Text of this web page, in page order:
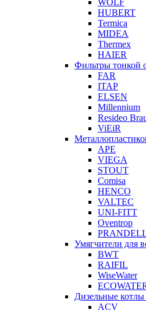
WOLF
HUBERT
Termica
MIDEA
Thermex
HAIER
Фильтры тонкой
FAR
ITAP
ELSEN
Millennium
Resideo
ViEiR
APE
VIEGA
STOUT
Comisa
HENCO
VALTEC
UNI-FITT
Oventrop
Умягчители для
BWT
RAIFIL
WiseWater
Дизельные котлы
ACV